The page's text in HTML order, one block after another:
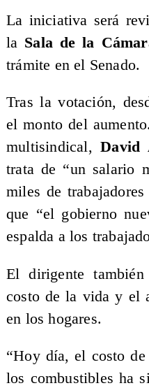
La iniciativa será
la Sala de la
trámite en el Senado.
Tras la votación,
el monto del
multisindical,David
trata de “un salario
miles de
que “el gobierno
espalda a los
El dirigente
costo de la vida y el
en los hogares.
“Hoy día, el costo
los combustibles ha